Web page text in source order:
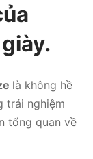
là không hề
trải nghiệm
tổng quan về